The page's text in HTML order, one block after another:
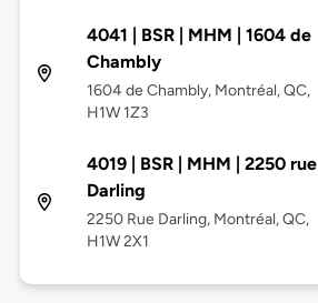
4041 | BSR | MHM | 1604 de
Chambly
1604 de Chambly, Montréal, QC,
H1W 1Z3
4019 | BSR | MHM | 2250 rue
Darling
2250 Rue Darling, Montréal, QC,
H1W 2X1